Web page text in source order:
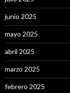
junio 2025
mayo 2025
abril 2025
marzo 2025
febrero 2025